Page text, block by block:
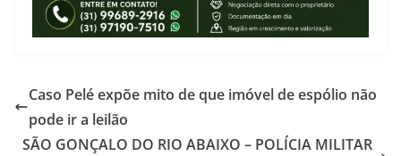
Caso Pelé expõe mito de que imóvel de espólio não
pode ir a leilão
SÃO GONÇALO DO RIO ABAIXO – POLÍCIA MILITAR